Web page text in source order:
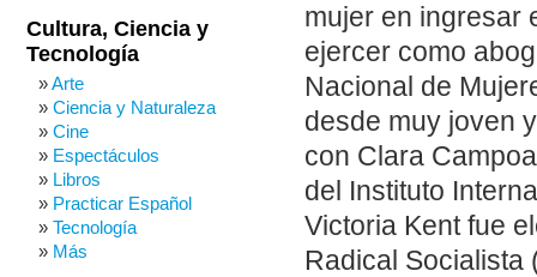
mujer en ingresar
ejercer como
Nacional de
desde muy joven
con Clara
del Instituto
Victoria Kent fue
Radical Socialista
Cultura, Ciencia y
Tecnología
Arte
Ciencia y Naturaleza
Cine
Espectáculos
Libros
Practicar Español
Tecnología
Más